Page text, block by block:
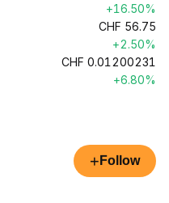
+16.50%
CHF 56.75
+2.50%
CHF 0.01200231
+6.80%
+ Follow